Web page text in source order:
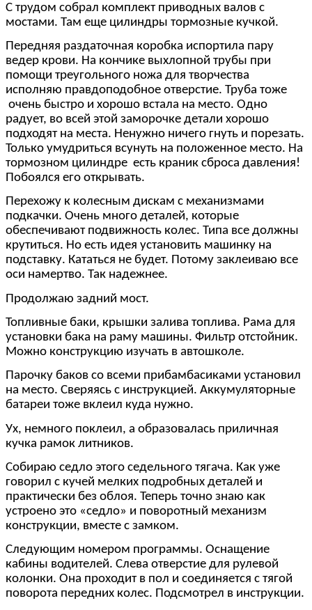
С трудом собрал комплект приводных валов с
мостами. Там еще цилиндры тормозные кучкой.
Передняя раздаточная коробка испортила пару
ведер крови. На кончике выхлопной трубы при
помощи треугольного ножа для творчества
исполняю правдоподобное отверстие. Труба тоже
очень быстро и хорошо встала на место. Одно
радует, во всей этой заморочке детали хорошо
подходят на места. Ненужно ничего гнуть и порезать.
Только умудриться всунуть на положенное место. На
тормозном цилиндре есть краник сброса давления!
Побоялся его открывать.
Перехожу к колесным дискам с механизмами
подкачки. Очень много деталей, которые
обеспечивают подвижность колес. Типа все должны
крутиться. Но есть идея установить машинку на
подставку. Кататься не будет. Потому заклеиваю все
оси намертво. Так надежнее.
Продолжаю задний мост.
Топливные баки, крышки залива топлива. Рама для
установки бака на раму машины. Фильтр отстойник.
Можно конструкцию изучать в автошколе.
Парочку баков со всеми прибамбасиками установил
на место. Сверяясь с инструкцией. Аккумуляторные
батареи тоже вклеил куда нужно.
Ух, немного поклеил, а образовалась приличная
кучка рамок литников.
Собираю седло этого седельного тягача. Как уже
говорил с кучей мелких подробных деталей и
практически без облоя. Теперь точно знаю как
устроено это «седло» и поворотный механизм
конструкции, вместе с замком.
Следующим номером программы. Оснащение
кабины водителей. Слева отверстие для рулевой
колонки. Она проходит в пол и соединяется с тягой
поворота передних колес. Подсмотрел в инструкции.